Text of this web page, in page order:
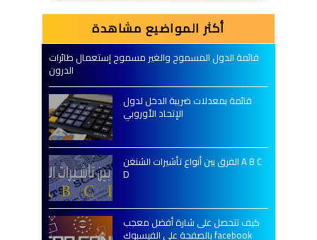
أكثر المواضيع مشاهدة
قائمة الدول المسموح والغير مسموح إستعمال طائرات
الدرون
قائمة بمعدلات ضريبة الدخل لدول
الإتحاد الأوروبي
الفرق بين أنواع تأشيرات الشنغن A B C
D
كيف تتحصل على شارة أفضل معجب
بالصفحة على الفيسبوك facebook